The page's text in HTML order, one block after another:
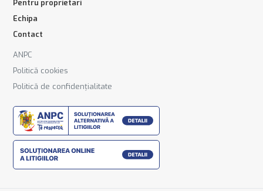
Pentru proprietari
Echipa
Contact
ANPC
Politică cookies
Politică de confidențialitate